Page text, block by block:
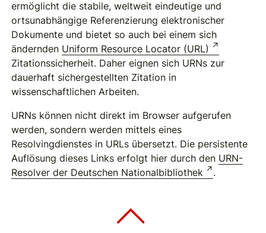
ermöglicht die stabile, weltweit eindeutige und
ortsunabhängige Referenzierung elektronischer
Dokumente und bietet so auch bei einem sich
ändernden Uniform Resource Locator (URL)
Zitationssicherheit. Daher eignen sich URNs zur
dauerhaft sichergestellten Zitation in
wissenschaftlichen Arbeiten.
URNs können nicht direkt im Browser aufgerufen
werden, sondern werden mittels eines
Resolvingdienstes in URLs übersetzt. Die persistente
Auflösung dieses Links erfolgt hier durch den URN-
Resolver der Deutschen Nationalbibliothek
.